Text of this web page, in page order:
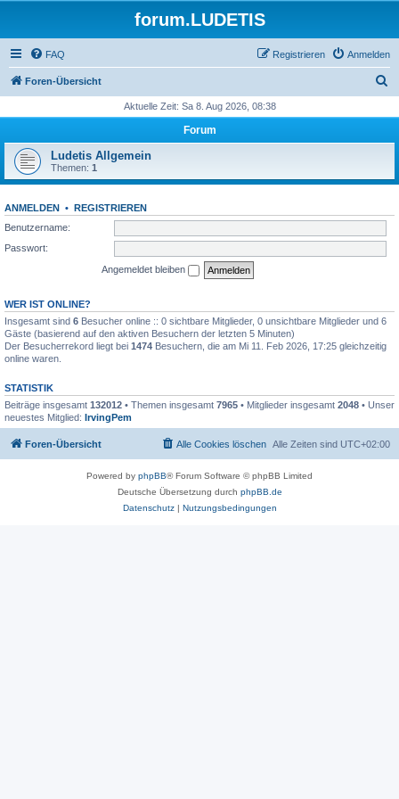
forum.LUDETIS
FAQ Anmelden
Registrieren
Foren-Übersicht
h
Aktuelle Zeit: Sa 8. Aug 2026, 08:38
Forum
Ludetis Allgemein
Themen: 1
ANMELDEN • REGISTRIEREN
Benutzername:
Passwort:
Angemeldet bleiben
WER IST ONLINE?
Insgesamt sind 6 Besucher online :: 0 sichtbare Mitglieder, 0 unsichtbare Mitglieder und 6
Gäste (basierend auf den aktiven Besuchern der letzten 5 Minuten)
Der Besucherrekord liegt bei 1474 Besuchern, die am Mi 11. Feb 2026, 17:25 gleichzeitig
online waren.
STATISTIK
Beiträge insgesamt 132012 • Themen insgesamt 7965 • Mitglieder insgesamt 2048 • Unser
neuestes Mitglied: IrvingPem
Foren-Übersicht Alle Zeiten sind UTC+02:00
Alle Cookies löschen
Powered by phpBB® Forum Software © phpBB Limited
Deutsche Übersetzung durch phpBB.de
Datenschutz| Nutzungsbedingungen